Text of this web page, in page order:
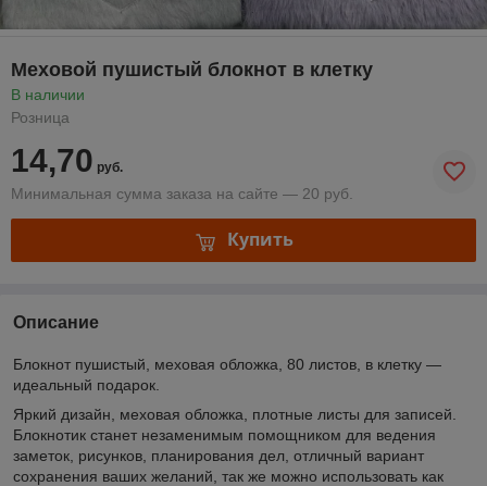
Меховой пушистый блокнот в клетку
В наличии
Розница
14,70 руб.
Минимальная сумма заказа на сайте — 20 руб.
Купить
Описание
Блокнот пушистый, меховая обложка, 80 листов, в клетку —
идеальный подарок.
Яркий дизайн, меховая обложка, плотные листы для записей.
Блокнотик станет незаменимым помощником для ведения
заметок, рисунков, планирования дел, отличный вариант
сохранения ваших желаний, так же можно использовать как